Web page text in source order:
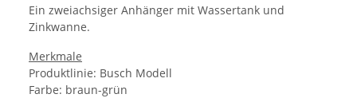
Ein zweiachsiger Anhänger mit Wassertank und
Zinkwanne.
Merkmale
Produktlinie: Busch Modell
Farbe: braun-grün